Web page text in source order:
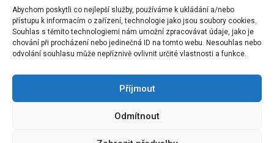
Abychom poskytli co nejlepší služby, používáme k ukládání a/nebo
přístupu k informacím o zařízení, technologie jako jsou soubory cookies.
Souhlas s těmito technologiemi nám umožní zpracovávat údaje, jako je
chování při procházení nebo jedinečná ID na tomto webu. Nesouhlas nebo
odvolání souhlasu může nepříznivě ovlivnit určité vlastnosti a funkce.
Příjmout
Odmítnout
Copyright © 2026 - Všechna práva vyhrazena HRUŠKA